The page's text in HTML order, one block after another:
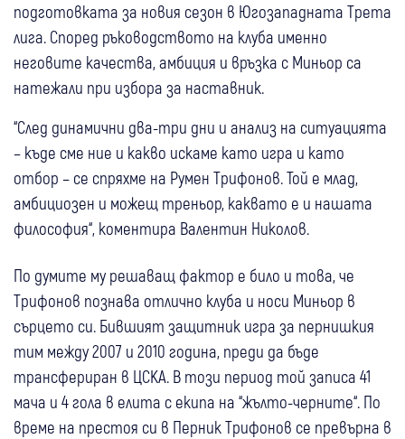
подготовката за новия сезон в Югозападната Трета
лига. Според ръководството на клуба именно
неговите качества, амбиция и връзка с Миньор са
натежали при избора за наставник.
“След динамични два-три дни и анализ на ситуацията
– къде сме ние и какво искаме като игра и като
отбор – се спряхме на Румен Трифонов. Той е млад,
амбициозен и можещ треньор, каквато е и нашата
философия“, коментира Валентин Николов.
По думите му решаващ фактор е било и това, че
Трифонов познава отлично клуба и носи Миньор в
сърцето си. Бившият защитник игра за пернишкия
тим между 2007 и 2010 година, преди да бъде
трансфериран в ЦСКА. В този период той записа 41
мача и 4 гола в елита с екипа на “жълто-черните“. По
време на престоя си в Перник Трифонов се превърна в